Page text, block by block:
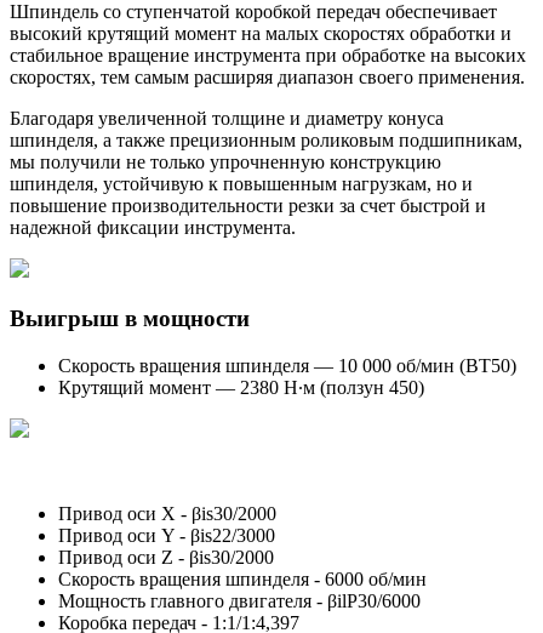
Шпиндель со ступенчатой коробкой передач обеспечивает
высокий крутящий момент на малых скоростях обработки и
стабильное вращение инструмента при обработке на высоких
скоростях, тем самым расширяя диапазон своего применения.
Благодаря увеличенной толщине и диаметру конуса
шпинделя, а также прецизионным роликовым подшипникам,
мы получили не только упрочненную конструкцию
шпинделя, устойчивую к повышенным нагрузкам, но и
повышение производительности резки за счет быстрой и
надежной фиксации инструмента.
Выигрыш в мощности
Скорость вращения шпинделя — 10 000 об/мин (ВТ50)
Крутящий момент — 2380 Н∙м (ползун 450)
Привод оси Х - βis30/2000
Привод оси Y - βis22/3000
Привод оси Z - βis30/2000
Скорость вращения шпинделя - 6000 об/мин
Мощность главного двигателя - βilP30/6000
Коробка передач - 1:1/1:4,397